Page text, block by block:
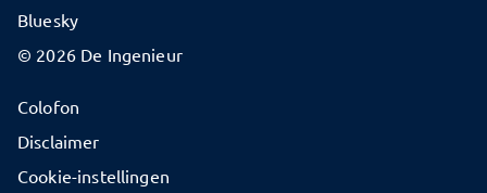
© 2026 De Ingenieur
Colofon
Disclaimer
Cookie-instellingen
Bluesky